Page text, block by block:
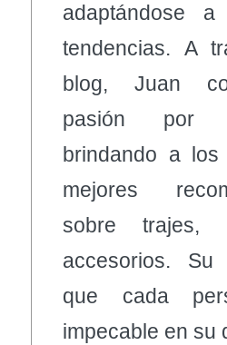
adaptándose
tendencias. A
blog, Juan
pasión por
brindando a
mejores
sobre trajes,
accesorios.
que cada
impecable en su